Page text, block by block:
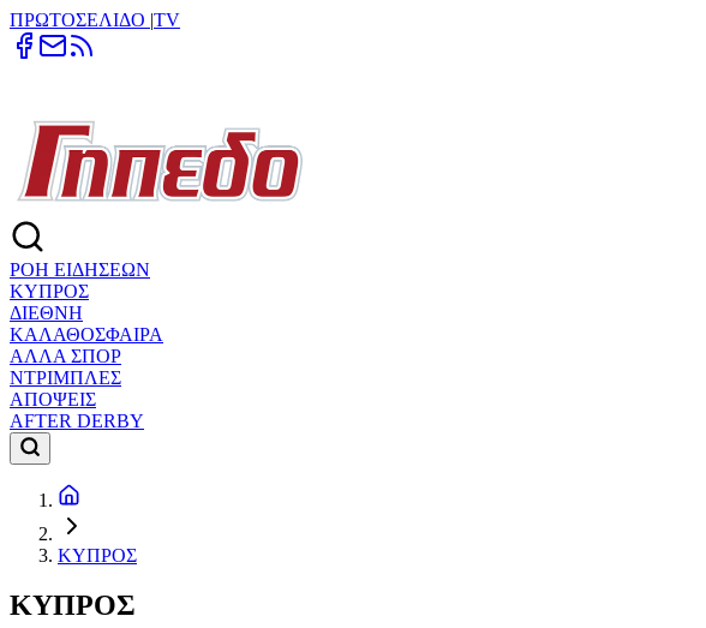
ΠΡΩΤΟΣΕΛΙΔΟ |TV
ΡΟΗ ΕΙΔΗΣΕΩΝ
ΚΥΠΡΟΣ
ΔΙΕΘΝΗ
ΚΑΛΑΘΟΣΦΑΙΡΑ
ΑΛΛΑ ΣΠΟΡ
ΝΤΡΙΜΠΛΕΣ
ΑΠΟΨΕΙΣ
AFTER DERBY
ΚΥΠΡΟΣ
ΚΥΠΡΟΣ